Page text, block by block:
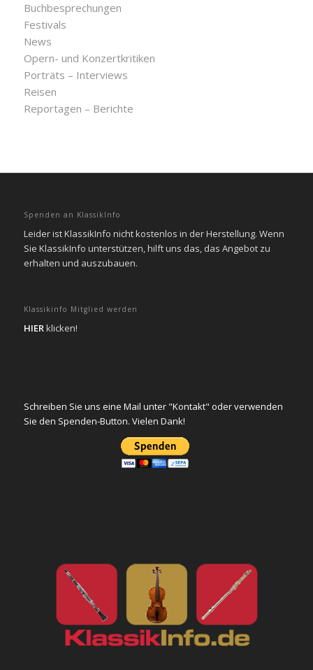
Buchbesprechungen
Festivals
News
Opern- und Konzertkritiken
Porträts – Interviews
Reisen
Reportagen – Berichte
Spenden an KlassikInfo
Leider ist KlassikInfo nicht kostenlos in der Herstellung. Wenn
Sie KlassikInfo unterstützen, hilft uns das, das Angebot zu
erhalten und auszubauen.
Klassikinfo Mitglied werden
HIERklicken!
Schreiben Sie uns eine Mail unter "Kontakt" oder verwenden
Sie den Spenden-Button. Vielen Dank!